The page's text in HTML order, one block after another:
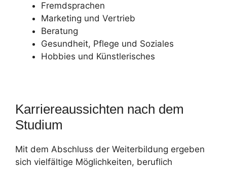
Fremdsprachen
Marketing und Vertrieb
Beratung
Gesundheit, Pflege und Soziales
Hobbies und Künstlerisches
Karriereaussichten nach dem
Studium
Mit dem Abschluss der Weiterbildung ergeben
sich vielfältige Möglichkeiten, beruflich